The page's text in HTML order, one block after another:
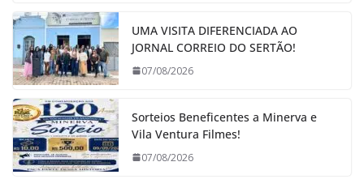
UMA VISITA DIFERENCIADA AO
JORNAL CORREIO DO SERTÃO!
07/08/2026
Sorteios Beneficentes a Minerva e
Vila Ventura Filmes!
07/08/2026